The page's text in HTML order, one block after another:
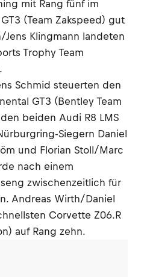
mit Rang fünf im
(Team Zakspeed) gut
Jens Klingmann landeten
Trophy Team
Schmid steuerten den
GT3 (Bentley Team
beiden Audi R8 LMS
Siegern Daniel
und Florian Stoll/Marc
nach einem
zwischenzeitlich für
Andreas Wirth/Daniel
Corvette Z06.R
auf Rang zehn.